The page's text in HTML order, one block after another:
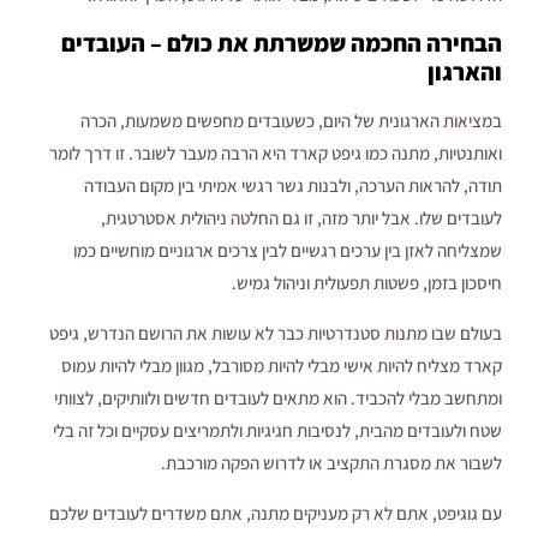
הבחירה החכמה שמשרתת את כולם – העובדים
והארגון
במציאות הארגונית של היום, כשעובדים מחפשים משמעות, הכרה
ואותנטיות, מתנה כמו גיפט קארד היא הרבה מעבר לשובר. זו דרך לומר
תודה, להראות הערכה, ולבנות גשר רגשי אמיתי בין מקום העבודה
לעובדים שלו. אבל יותר מזה, זו גם החלטה ניהולית אסטרטגית,
שמצליחה לאזן בין ערכים רגשיים לבין צרכים ארגוניים מוחשיים כמו
חיסכון בזמן, פשטות תפעולית וניהול גמיש.
בעולם שבו מתנות סטנדרטיות כבר לא עושות את הרושם הנדרש, גיפט
קארד מצליח להיות אישי מבלי להיות מסורבל, מגוון מבלי להיות עמוס
ומתחשב מבלי להכביד. הוא מתאים לעובדים חדשים ולוותיקים, לצוותי
שטח ולעובדים מהבית, לנסיבות חגיגיות ולתמריצים עסקיים וכל זה בלי
לשבור את מסגרת התקציב או לדרוש הפקה מורכבת.
עם גוגיפט, אתם לא רק מעניקים מתנה, אתם משדרים לעובדים שלכם